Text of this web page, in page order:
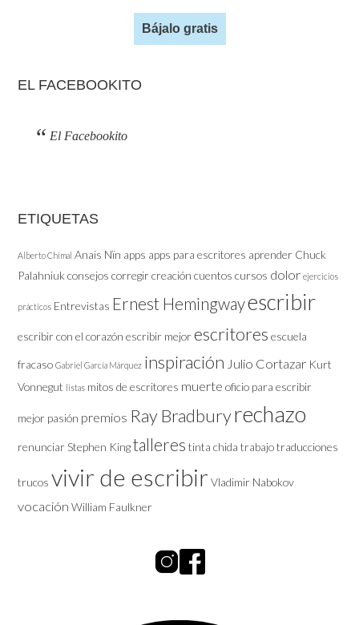
Bájalo gratis
EL FACEBOOKITO
El Facebookito
ETIQUETAS
Alberto Chimal Anais Nïn apps apps para escritores aprender Chuck
Palahniuk consejos corregircreación cuentos cursos dolor ejercicios
prácticos Entrevistas Ernest Hemingwayescribir
escribir con el corazón escribir mejor escritores escuela
fracaso Gabriel García Márquez inspiración Julio Cortazar Kurt
Vonnegut listas mitos de escritores muerte oficio para escribir
mejor pasión premios Ray Bradburyrechazo
renunciar Stephen Kingtalleres tinta chida trabajotraducciones
trucos vivir de escribirVladimir Nabokov
vocación William Faulkner